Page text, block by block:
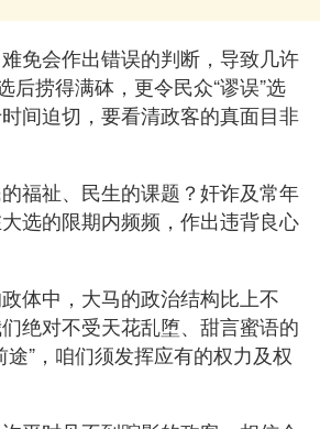
免会作出错误的判断，导致几许
后捞得满砵，更令民众“谬误”选
间迫切，要看清政客的真面目非
福祉、民生的课题？奸诈及常年
选的限期内频频，作出违背良心
体中，大马的政治结构比上不
绝对不受天花乱堕、甜言蜜语的
途”，咱们须发挥应有的权力及权